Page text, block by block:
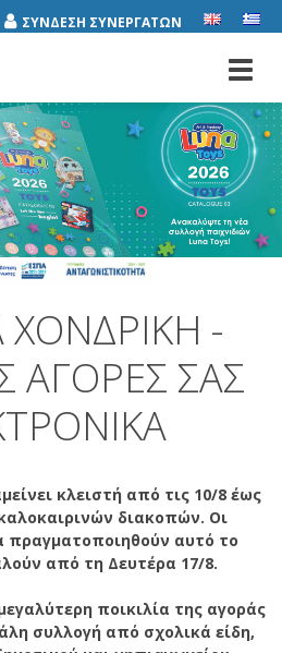
ΣΥΝΔΕΣΗ ΣΥΝΕΡΓΑΤΩΝ
ΧΟΝΔΡΙΚΉ -
ΑΓΟΡΈΣ ΣΑΣ
κλειστή από τις 10/8 έως
διακοπών. Οι
πραγματοποιηθούν αυτό το
από τη Δευτέρα 17/8.
ποικιλία της αγοράς
συλλογή από σχολικά είδη,